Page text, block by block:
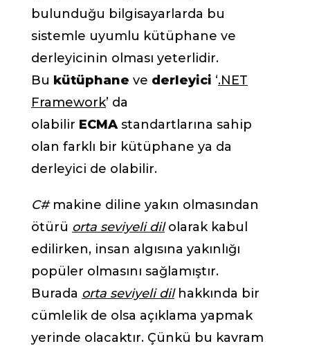
bulunduğu bilgisayarlarda bu
sistemle uyumlu kütüphane ve
derleyicinin olması yeterlidir.
Bu kütüphane ve derleyici ‘.NET
Framework’ da
olabilir ECMAstandartlarına sahip
olan farklı bir kütüphane ya da
derleyici de olabilir.
C#makine diline yakın olmasından
ötürü orta seviyeli dilolarak kabul
edilirken, insan algısına yakınlığı
popüler olmasını sağlamıştır.
Burada orta seviyeli dilhakkında bir
cümlelik de olsa açıklama yapmak
yerinde olacaktır. Çünkü bu kavram